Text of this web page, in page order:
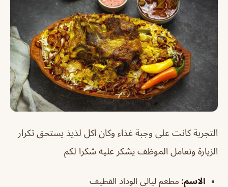
التجربة كانت على وجبة غذاء وكان اكل لذيذ يستحق تكرار
الزيارة وتعامل الموظف يشكر عليه شكرا لكم
الاسم: مطعم ليالي الوداد القطيف